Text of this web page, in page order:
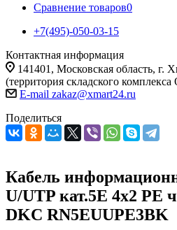
Сравнение товаров0
+7(495)-050-03-15
Контактная информация
141401, Московская область, г.
(территория складского
E-mail zakaz@xmart24.ru
Поделиться
Кабель
U/UTP кат.5E 4х2 PE
DKC RN5EUUPE3BK